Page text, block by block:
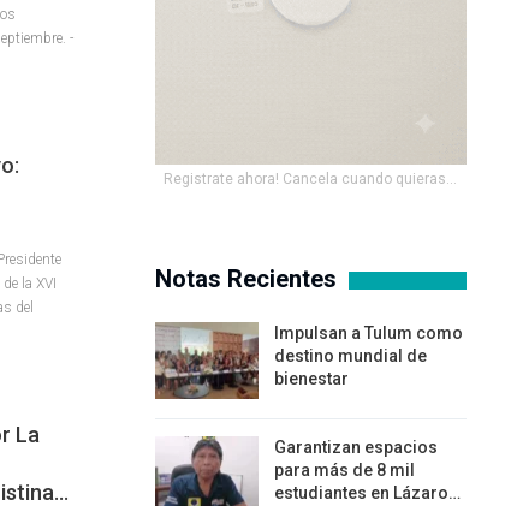
-
la XVI
del
La
Registrate ahora! Cancela cuando quieras...
Notas Recientes
Impulsan a Tulum como
destino mundial de
bienestar
Garantizan espacios
para más de 8 mil
estudiantes en Lázaro…